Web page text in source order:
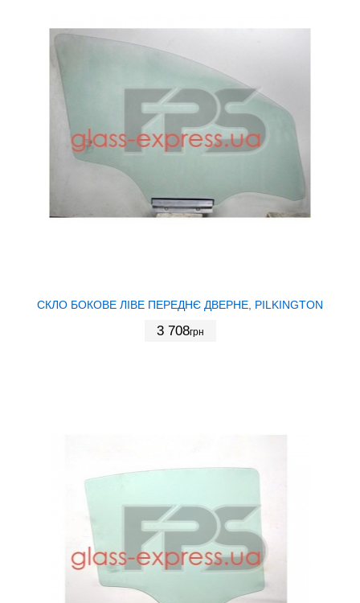
СКЛО БОКОВЕ ЛІВЕ ПЕРЕДНЄ ДВЕРНЕ, PILKINGTON
3 708грн